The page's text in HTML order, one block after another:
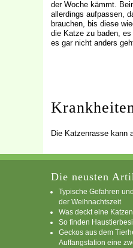
der Woche kämmt.
allerdings aufpassen,
brauchen, bis diese
die Katze zu baden,
es gar nicht anders
Die Katzenrasse kann
Die neusten
Typische Gefahren
der Weihnachtszeit
Was deckt eine
So finden
Geckos aus dem
Auffangstation eine